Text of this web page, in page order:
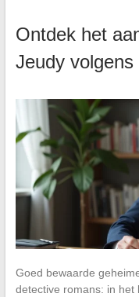
Ontdek het
Jeudy
Goed bewaarde
detective romans: in het